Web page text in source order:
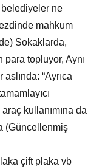
belediyeler ne
mahkum
Sokaklarda,
topluyor, Aynı
“Ayrıca
kullanımına da
(Güncellenmiş
çift plaka vb